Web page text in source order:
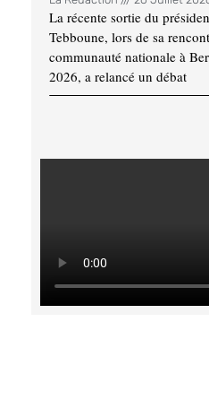
La récente sortie du
Tebboune, lors de sa
communauté nationale à
2026, a relancé un débat